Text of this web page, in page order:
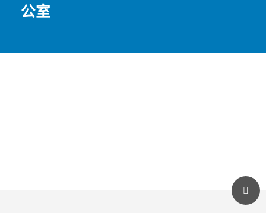
公室